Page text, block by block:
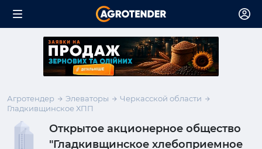
Агротендер Элеваторы
Черкасской области
Гладкивщинское ХПП
Открытое акционерное общество
"Гладкивщинское хлебоприемное